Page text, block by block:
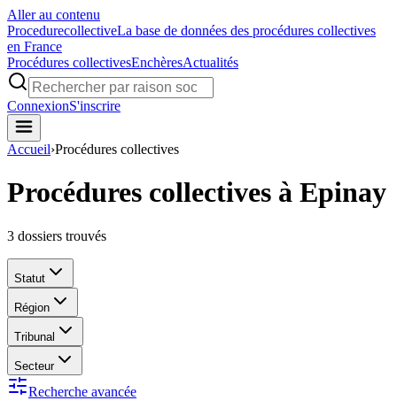
Aller au contenu
ProcedurecollectiveLa base de données des procédures collectives
en France
Procédures collectivesEnchèresActualités
ConnexionS'inscrire
Accueil›Procédures collectives
Procédures collectives à Epinay
3 dossiers trouvés
Statut
Région
Tribunal
Secteur
Recherche avancée